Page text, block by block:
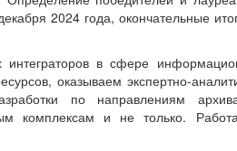
2024 года, окончательные
в сфере
оказываем экспертно-
по направлениям
комплексам и не только.